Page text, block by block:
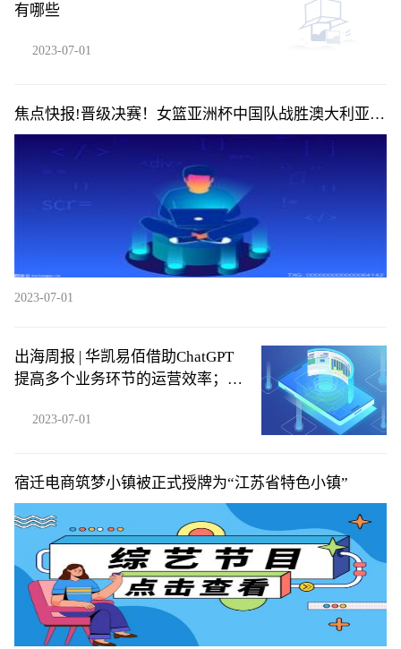
有哪些
2023-07-01
焦点快报!晋级决赛！女篮亚洲杯中国队战胜澳大利亚
队，明日将对阵日本
2023-07-01
出海周报 | 华凯易佰借助ChatGPT
提高多个业务环节的运营效率；
2023-07-01
宿迁电商筑梦小镇被正式授牌为“江苏省特色小镇”